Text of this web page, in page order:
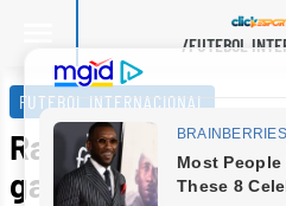
to
content
/FUTEBOL
FUTEBOL INTERNACIONAL
Radar da Copa:
garantiu para o